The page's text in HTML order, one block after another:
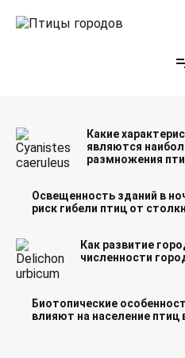
Какие
являются
размножения
Освещенность зданий в
риск гибели птиц от
Как развитие
численности
Биотопические
влияют на население птиц